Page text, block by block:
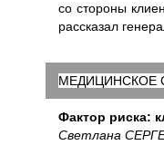
со стороны
рассказал
МЕДИЦИНСКОЕ
Фактор риска:
Светлана